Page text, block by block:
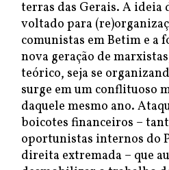
terras das Gerais. A ideia
voltado para
comunistas em Betim e a
nova geração de
teórico, seja se
surge em um conflituoso
daquele mesmo ano.
boicotes financeiros –
oportunistas internos do
direita extremada – que